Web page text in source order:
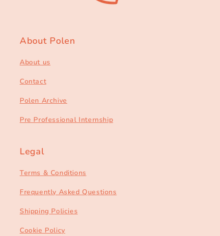
About Polen
About us
Contact
Polen Archive
Pre Professional Internship
Legal
Terms & Conditions
Frequently Asked Questions
Shipping Policies
Cookie Policy